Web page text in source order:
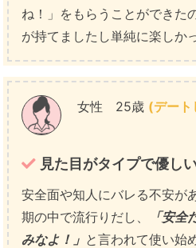
ね！」をもらうことができた
が持てましたし単純に楽しか
女性 25歳 (デート
見た目がタイプで優し
安全面や知人にバレる不安が
期の中で流行りだし、
「安
みなよ！」 と言われて使い始